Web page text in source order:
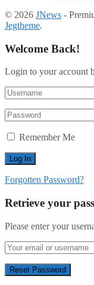
© 2026 JNews -
Jegtheme.
Welcome Back!
Login to your account
Remember Me
Forgotten Password?
Retrieve your
Please enter your